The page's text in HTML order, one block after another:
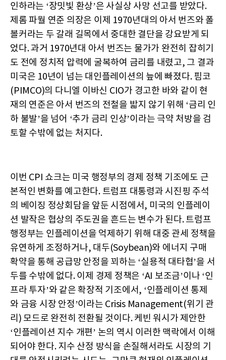
인하라는 ‘장밋빛 환상’은 사실상 사망 선고를 받았다.
제롬 파월 연준 의장은 이제 1970년대의 아서 번즈와 폴
볼커라는 두 갈래 길목에서 중대한 결단을 강요받게 되
었다. 과거 1970년대 아서 번즈는 물가가 완전히 잡히기
도 전에 정치적 압력에 굴복하여 금리를 내렸고, 그 결과
미국은 10년이 넘는 대인플레이션의 늪에 빠졌다. 핌코
(PIMCO)의 다니엘 이바신 CIO가 경고한 바와 같이 현
재의 연준은 아서 번즈의 전철을 밟지 않기 위해 ‘금리 인
하 불발’을 넘어 ‘추가 금리 인상’이라는 극약 처방을 검
토할 수밖에 없는 처지다.
이번 CPI 쇼크는 미국 행정부의 경제 정책 기조에도 근
본적인 변화를 예고한다. 트럼프 대통령과 시진핑 주석
의 베이징 정상회담을 앞둔 시점에서, 미국의 인플레이
션 발작은 협상의 주도권을 흔드는 변수가 된다. 트럼프
행정부는 인플레이션을 억제하기 위해 대중 관세 정책을
유연하게 조정하거나, 대두(Soybean)와 에너지 구매
확약을 통해 공급망 안정을 꾀하는 ‘실용적 대타협’을 서
두를 수밖에 없다. 이제 경제 정책은 ‘AI 보조금’이나 ‘인
프라 투자’와 같은 확장적 기조에서, ‘인플레이션 통제
와 금융 시장 안정’이라는 Crisis Management(위기 관
리) 모드로 완전히 전환될 것이다. 케빈 워시가 제안한
‘인플레이션 지수 개편’ 논의 역시 이러한 맥락에서 이해
되어야 한다. 지수 산정 방식을 손질해서라도 시장의 기